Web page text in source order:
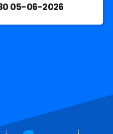
05-06-2026